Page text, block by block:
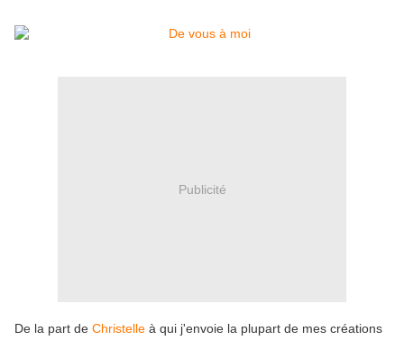
Publicité
De la part de Christelle à qui j'envoie la plupart de mes créations